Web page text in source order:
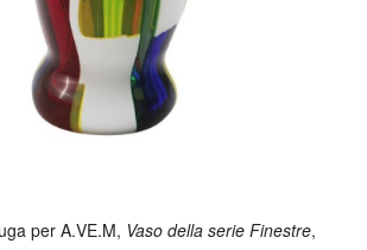
per A.VE.M, Vaso della serie Finestre,